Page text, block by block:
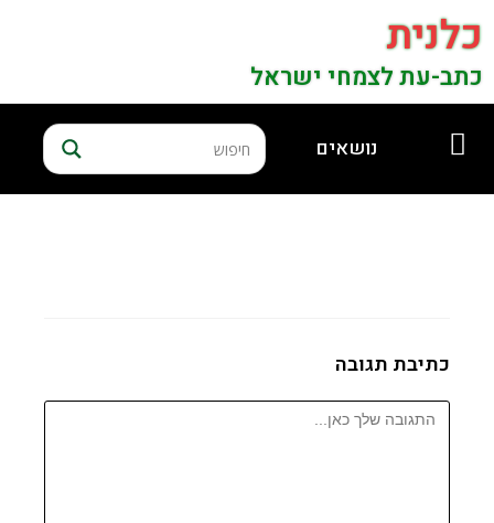
כלנית
כתב-עת לצמחי ישראל
נושאים
כתיבת תגובה